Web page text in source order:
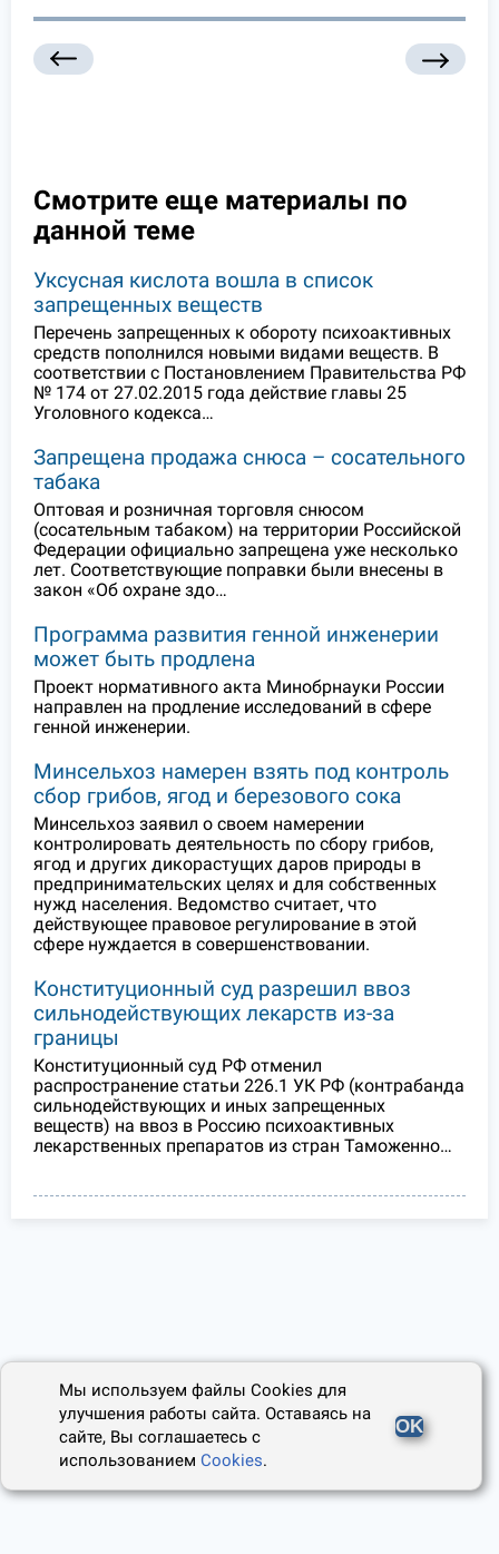
Смотрите еще материалы по
данной теме
Уксусная кислота вошла в список
запрещенных веществ
Перечень запрещенных к обороту психоактивных
средств пополнился новыми видами веществ. В
соответствии с Постановлением Правительства РФ
№ 174 от 27.02.2015 года действие главы 25
Уголовного кодекса…
Запрещена продажа снюса – сосательного
табака
Оптовая и розничная торговля снюсом
(сосательным табаком) на территории Российской
Федерации официально запрещена уже несколько
лет. Соответствующие поправки были внесены в
закон «Об охране здо…
Программа развития генной инженерии
может быть продлена
Проект нормативного акта Минобрнауки России
направлен на продление исследований в сфере
генной инженерии.
Минсельхоз намерен взять под контроль
сбор грибов, ягод и березового сока
Минсельхоз заявил о своем намерении
контролировать деятельность по сбору грибов,
ягод и других дикорастущих даров природы в
предпринимательских целях и для собственных
нужд населения. Ведомство считает, что
действующее правовое регулирование в этой
сфере нуждается в совершенствовании.
Конституционный суд разрешил ввоз
сильнодействующих лекарств из-за
границы
Конституционный суд РФ отменил
распространение статьи 226.1 УК РФ (контрабанда
сильнодействующих и иных запрещенных
веществ) на ввоз в Россию психоактивных
лекарственных препаратов из стран Таможенно…
Мы используем файлы Cookies для
улучшения работы сайта. Оставаясь на
сайте, Вы соглашаетесь с
использованиемCookies.
OK